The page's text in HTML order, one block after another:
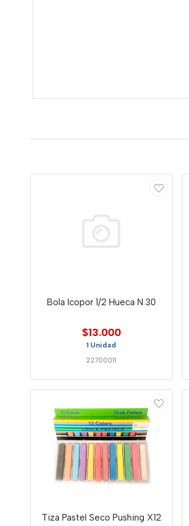
Bola Icopor 1/2 Hueca N.30
$13.000
1 Unidad
22700011
Tiza Pastel Seco Pushing X12